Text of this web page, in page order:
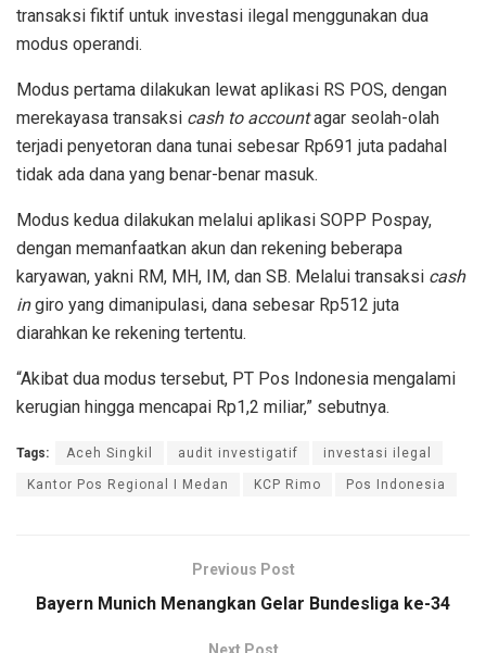
transaksi fiktif untuk investasi ilegal menggunakan dua
modus operandi.
Modus pertama dilakukan lewat aplikasi RS POS, dengan
merekayasa transaksi cash to accountagar seolah-olah
terjadi penyetoran dana tunai sebesar Rp691 juta padahal
tidak ada dana yang benar-benar masuk.
Modus kedua dilakukan melalui aplikasi SOPP Pospay,
dengan memanfaatkan akun dan rekening beberapa
karyawan, yakni RM, MH, IM, dan SB. Melalui transaksi cash
ingiro yang dimanipulasi, dana sebesar Rp512 juta
diarahkan ke rekening tertentu.
“Akibat dua modus tersebut, PT Pos Indonesia mengalami
kerugian hingga mencapai Rp1,2 miliar,” sebutnya.
Tags: Aceh Singkil audit investigatif investasi ilegal
Kantor Pos Regional I Medan KCP Rimo Pos Indonesia
Previous Post
Bayern Munich Menangkan Gelar Bundesliga ke-34
Next Post